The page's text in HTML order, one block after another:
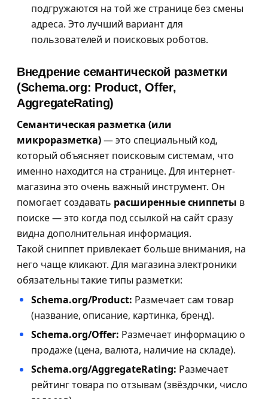
подгружаются на той же странице без смены
адреса. Это лучший вариант для
пользователей и поисковых роботов.
Внедрение семантической разметки
(Schema.org: Product, Offer,
AggregateRating)
Семантическая разметка (или
микроразметка)— это специальный код,
который объясняет поисковым системам, что
именно находится на странице. Для интернет-
магазина это очень важный инструмент. Он
помогает создавать расширенные сниппеты в
поиске — это когда под ссылкой на сайт сразу
видна дополнительная информация.
Такой сниппет привлекает больше внимания, на
него чаще кликают. Для магазина электроники
обязательны такие типы разметки:
Schema.org/Product: Размечает сам товар
(название, описание, картинка, бренд).
Schema.org/Offer: Размечает информацию о
продаже (цена, валюта, наличие на складе).
Schema.org/AggregateRating: Размечает
рейтинг товара по отзывам (звёздочки, число